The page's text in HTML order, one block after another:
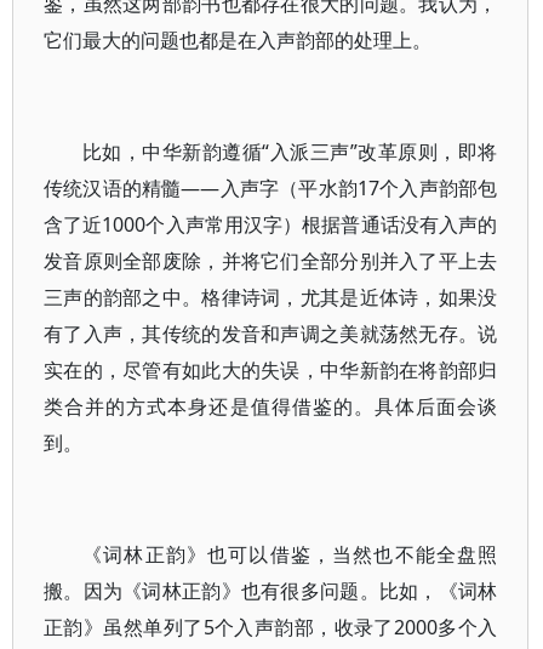
它们最大的问题也都是在入声韵部的处理上。
比如，中华新韵遵循“入派三声”改革原则，即将
传统汉语的精髓——入声字（平水韵17个入声韵部包
含了近1000个入声常用汉字）根据普通话没有入声的
发音原则全部废除，并将它们全部分别并入了平上去
三声的韵部之中。格律诗词，尤其是近体诗，如果没
有了入声，其传统的发音和声调之美就荡然无存。说
实在的，尽管有如此大的失误，中华新韵在将韵部归
类合并的方式本身还是值得借鉴的。具体后面会谈
到。
《词林正韵》也可以借鉴，当然也不能全盘照
搬。因为《词林正韵》也有很多问题。比如，《词林
正韵》虽然单列了5个入声韵部，收录了2000多个入